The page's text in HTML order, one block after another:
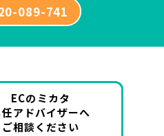
089-741
ECのミカタ
アドバイザーへ
ご相談ください